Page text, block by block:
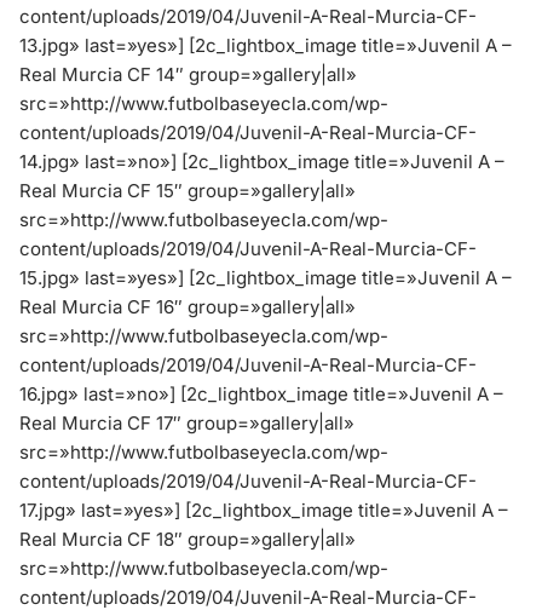
content/uploads/2019/04/Juvenil-A-Real-Murcia-CF-
13.jpg» last=»yes»] [2c_lightbox_image title=»Juvenil A –
Real Murcia CF 14″ group=»gallery|all»
src=»http://www.futbolbaseyecla.com/wp-
content/uploads/2019/04/Juvenil-A-Real-Murcia-CF-
14.jpg» last=»no»] [2c_lightbox_image title=»Juvenil A –
Real Murcia CF 15″ group=»gallery|all»
src=»http://www.futbolbaseyecla.com/wp-
content/uploads/2019/04/Juvenil-A-Real-Murcia-CF-
15.jpg» last=»yes»] [2c_lightbox_image title=»Juvenil A –
Real Murcia CF 16″ group=»gallery|all»
src=»http://www.futbolbaseyecla.com/wp-
content/uploads/2019/04/Juvenil-A-Real-Murcia-CF-
16.jpg» last=»no»] [2c_lightbox_image title=»Juvenil A –
Real Murcia CF 17″ group=»gallery|all»
src=»http://www.futbolbaseyecla.com/wp-
content/uploads/2019/04/Juvenil-A-Real-Murcia-CF-
17.jpg» last=»yes»] [2c_lightbox_image title=»Juvenil A –
Real Murcia CF 18″ group=»gallery|all»
src=»http://www.futbolbaseyecla.com/wp-
content/uploads/2019/04/Juvenil-A-Real-Murcia-CF-